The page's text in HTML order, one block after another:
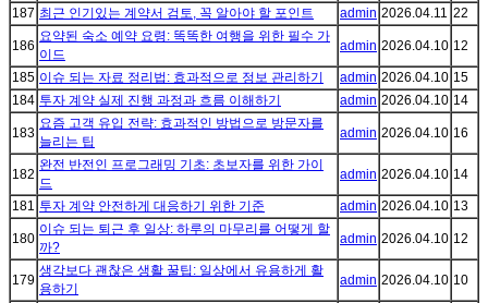
187 최근 인기있는 계약서 검토, 꼭 알아야 할 포인트 admin 2026.04.11 22
186
요약된 숙소 예약 요령: 똑똑한 여행을 위한 필수 가
이드
admin 2026.04.10 12
185 이슈 되는 자료 정리법: 효과적으로 정보 관리하기 admin 2026.04.10 15
184 투자 계약 실제 진행 과정과 흐름 이해하기 admin 2026.04.10 14
183
요즘 고객 유입 전략: 효과적인 방법으로 방문자를
늘리는 팁
admin 2026.04.10 16
182
완전 반전인 프로그래밍 기초: 초보자를 위한 가이
드
admin 2026.04.10 14
181 투자 계약 안전하게 대응하기 위한 기준 admin 2026.04.10 13
180
이슈 되는 퇴근 후 일상: 하루의 마무리를 어떻게 할
까?
admin 2026.04.10 12
179
생각보다 괜찮은 생활 꿀팁: 일상에서 유용하게 활
용하기
admin 2026.04.10 10